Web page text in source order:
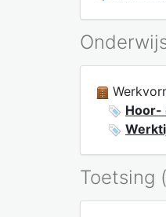
Hoor-
Toetsing